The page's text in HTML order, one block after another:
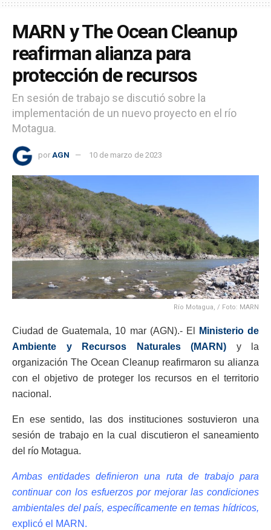
MARN y The Ocean Cleanup
reafirman alianza para
protección de recursos
En sesión de trabajo se discutió sobre la
implementación de un nuevo proyecto en el río
Motagua.
por AGN 10 de marzo de 2023
Río Motagua, / Foto: MARN
Ciudad de Guatemala, 10 mar (AGN).- El
Ministerio de
Ambiente y Recursos Naturales (MARN)
y la
organización The Ocean Cleanup reafirmaron su alianza
con el objetivo de proteger los recursos en el territorio
nacional.
En ese sentido, las dos instituciones sostuvieron una
sesión de trabajo en la cual discutieron el saneamiento
del río Motagua.
Ambas entidades definieron una ruta de trabajo para
continuar con los esfuerzos por mejorar las condiciones
ambientales del país, específicamente en temas hídricos,
explicó el MARN.